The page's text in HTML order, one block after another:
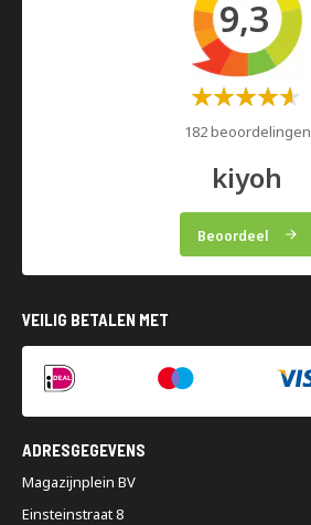
9,3
Waardering:
182 beoordelingen
kiyoh
Beoordeel
VEILIG BETALEN MET
ADRESGEGEVENS
Magazijnplein BV
Einsteinstraat 8